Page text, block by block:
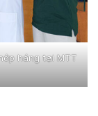
háng tại MTT